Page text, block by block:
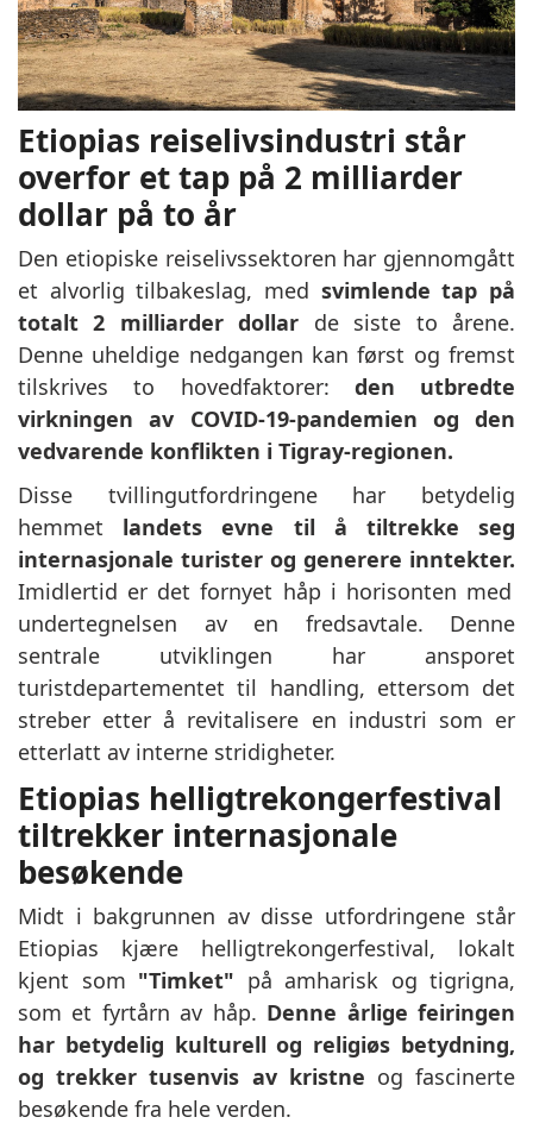
Etiopias reiselivsindustri står
overfor et tap på 2 milliarder
dollar på to år
Den etiopiske reiselivssektoren har gjennomgått
et alvorlig tilbakeslag, med svimlendetap på
totalt 2 milliarder dollar de siste to årene.
Denne uheldige nedgangen kan først og fremst
tilskrives to hovedfaktorer: den utbredte
virkningen av COVID-19-pandemien og den
vedvarende konflikten i Tigray-regionen.
Disse tvillingutfordringene har betydelig
hemmet landets evne til å tiltrekke seg
internasjonale turister og generere inntekter.
Imidlertid er det fornyet håp i horisonten med
undertegnelsen av en fredsavtale. Denne
sentrale utviklingen har ansporet
turistdepartementet til handling, ettersom det
streber etter å revitalisere en industri som er
etterlatt av interne stridigheter.
Etiopias helligtrekongerfestival
tiltrekker internasjonale
besøkende
Midt i bakgrunnen av disse utfordringene står
Etiopias kjære helligtrekongerfestival, lokalt
kjent som "Timket" på amharisk og tigrigna,
som et fyrtårn av håp. Denne årlige feiringen
har betydelig kulturell og religiøs betydning,
og trekker tusenvis av kristne og fascinerte
besøkende fra hele verden.